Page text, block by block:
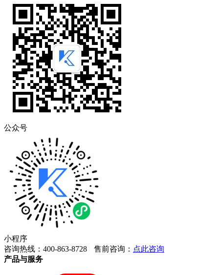
公众号
小程序
咨询热线：400-863-8728
售前咨询： 点此咨询
产品与服务